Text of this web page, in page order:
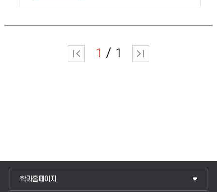
1 1
학과홈페이지
IoT전자공학과